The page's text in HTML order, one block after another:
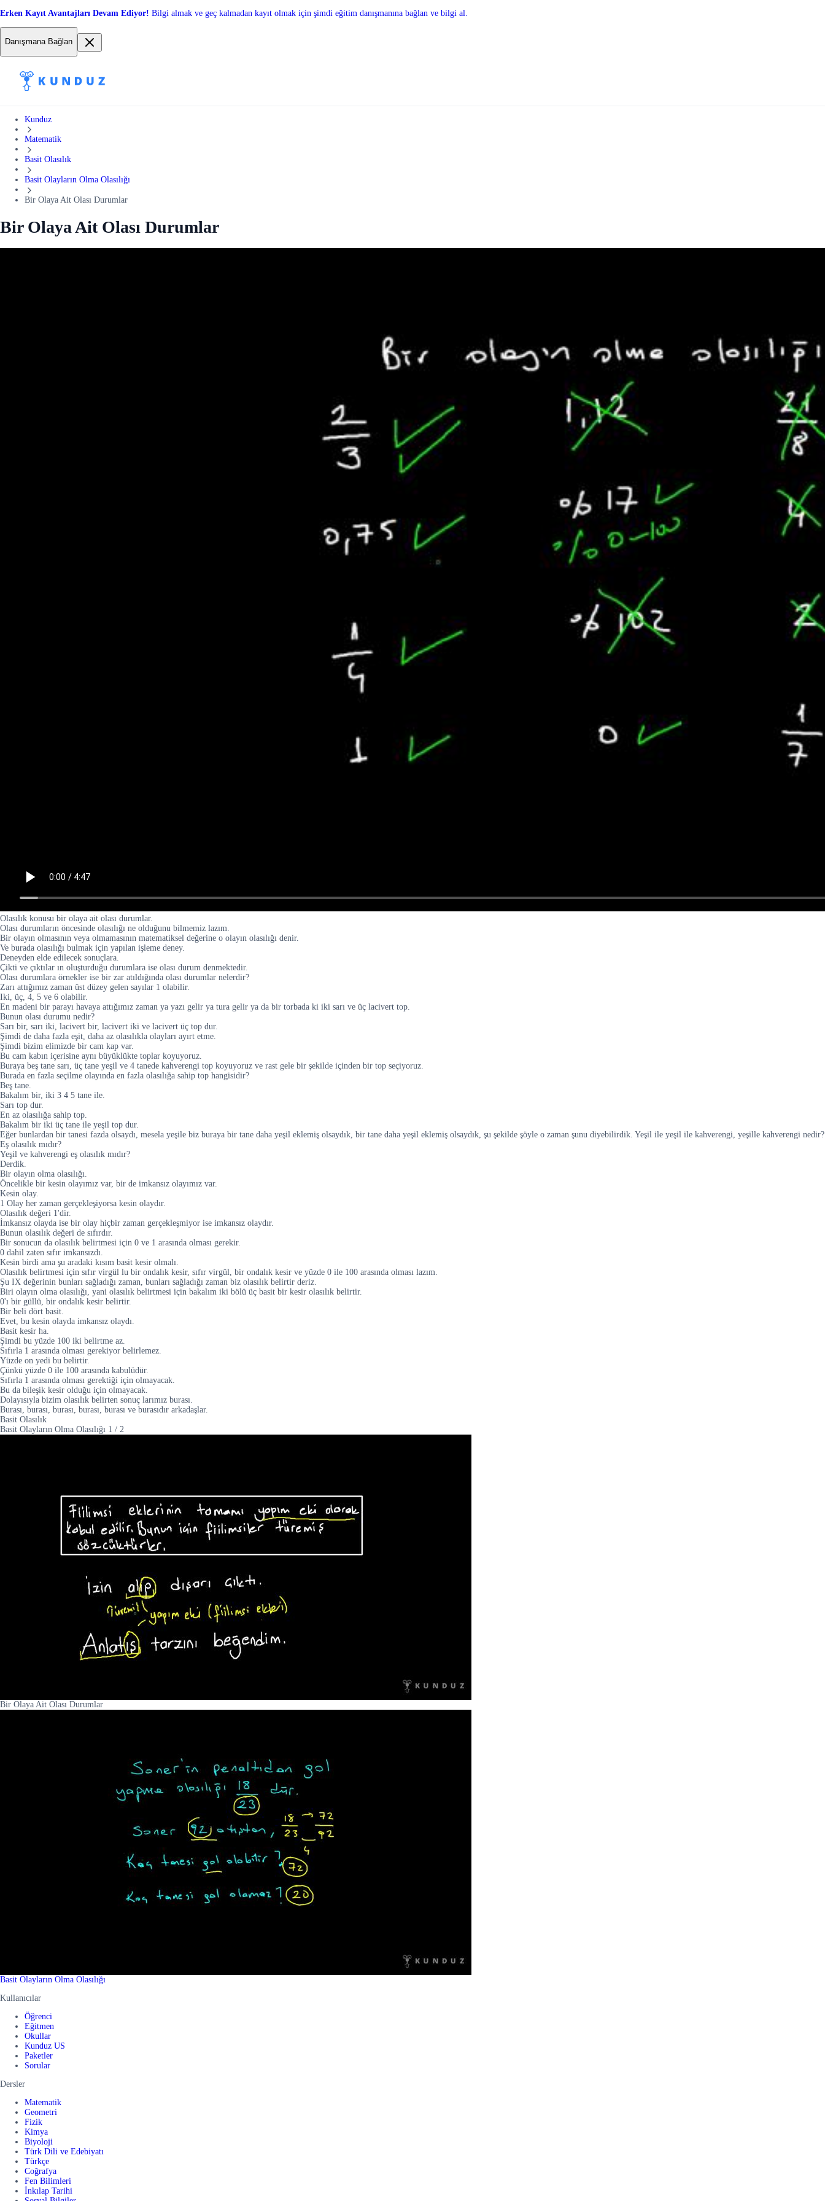
Erken Kayıt Avantajları Devam Ediyor! Bilgi almak ve geç kalmadan kayıt olmak için şimdi eğitim danışmanına bağlan ve bilgi al.
Danışmana Bağlan
Kunduz
Matematik
Basit Olasılık
Basit Olayların Olma Olasılığı
Bir Olaya Ait Olası Durumlar
Bir Olaya Ait Olası Durumlar
Olasılık konusu bir olaya ait olası durumlar.
Olası durumların öncesinde olasılığı ne olduğunu bilmemiz lazım.
Bir olayın olmasının veya olmamasının matematiksel değerine o olayın olasılığı denir.
Ve burada olasılığı bulmak için yapılan işleme deney.
Deneyden elde edilecek sonuçlara.
Çikti ve çıktılar ın oluşturduğu durumlara ise olası durum denmektedir.
Olası durumlara örnekler ise bir zar atıldığında olası durumlar nelerdir?
Zarı attığımız zaman üst düzey gelen sayılar 1 olabilir.
Iki, üç, 4, 5 ve 6 olabilir.
En madeni bir parayı havaya attığımız zaman ya yazı gelir ya tura gelir ya da bir torbada ki iki sarı ve üç lacivert top.
Bunun olası durumu nedir?
Sarı bir, sarı iki, lacivert bir, lacivert iki ve lacivert üç top dur.
Şimdi de daha fazla eşit, daha az olasılıkla olayları ayırt etme.
Şimdi bizim elimizde bir cam kap var.
Bu cam kabın içerisine aynı büyüklükte toplar koyuyoruz.
Buraya beş tane sarı, üç tane yeşil ve 4 tanede kahverengi top koyuyoruz ve rast gele bir şekilde içinden bir top seçiyoruz.
Burada en fazla seçilme olayında en fazla olasılığa sahip top hangisidir?
Beş tane.
Bakalım bir, iki 3 4 5 tane ile.
Sarı top dur.
En az olasılığa sahip top.
Bakalım bir iki üç tane ile yeşil top dur.
Eğer bunlardan bir tanesi fazda olsaydı, mesela yeşile biz buraya bir tane daha yeşil eklemiş olsaydık, bir tane daha yeşil eklemiş olsaydık, şu şekilde şöyle o zaman şunu diyebilirdik. Yeşil ile yeşil ile kahverengi, yeşille kahverengi nedir?
Eş olasılık mıdır?
Yeşil ve kahverengi eş olasılık mıdır?
Derdik.
Bir olayın olma olasılığı.
Öncelikle bir kesin olayımız var, bir de imkansız olayımız var.
Kesin olay.
1 Olay her zaman gerçekleşiyorsa kesin olaydır.
Olasılık değeri 1'dir.
İmkansız olayda ise bir olay hiçbir zaman gerçekleşmiyor ise imkansız olaydır.
Bunun olasılık değeri de sıfırdır.
Bir sonucun da olasılık belirtmesi için 0 ve 1 arasında olması gerekir.
0 dahil zaten sıfır imkansızdı.
Kesin birdi ama şu aradaki kısım basit kesir olmalı.
Olasılık belirtmesi için sıfır virgül lu bir ondalık kesir, sıfır virgül, bir ondalık kesir ve yüzde 0 ile 100 arasında olması lazım.
Şu IX değerinin bunları sağladığı zaman, bunları sağladığı zaman biz olasılık belirtir deriz.
Biri olayın olma olasılığı, yani olasılık belirtmesi için bakalım iki bölü üç basit bir kesir olasılık belirtir.
0'ı bir güllü, bir ondalık kesir belirtir.
Bir beli dört basit.
Evet, bu kesin olayda imkansız olaydı.
Basit kesir ha.
Şimdi bu yüzde 100 iki belirtme az.
Sıfırla 1 arasında olması gerekiyor belirlemez.
Yüzde on yedi bu belirtir.
Çünkü yüzde 0 ile 100 arasında kabulüdür.
Sıfırla 1 arasında olması gerektiği için olmayacak.
Bu da bileşik kesir olduğu için olmayacak.
Dolayısıyla bizim olasılık belirten sonuç larımız burası.
Burası, burası, burası, burası, burası ve burasıdır arkadaşlar.
Basit Olasılık
Basit Olayların Olma Olasılığı 1 / 2
Bir Olaya Ait Olası Durumlar
Basit Olayların Olma Olasılığı
Kullanıcılar
Öğrenci
Eğitmen
Okullar
Kunduz US
Paketler
Sorular
Dersler
Matematik
Geometri
Fizik
Kimya
Biyoloji
Türk Dili ve Edebiyatı
Türkçe
Coğrafya
Fen Bilimleri
İnkılap Tarihi